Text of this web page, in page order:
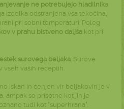
ne potrebujejo hladilnika
izdelka odstranjena vsa tekočina,
pri sobni temperaturi. Poleg
v prahu bistveno daljša kot pri
surovega beljaka . Surove
vseh vaših receptih.
iskan in cenjen vir beljakovin je v
ampak so prisotne kot jih je
tudi kot "superhrana".